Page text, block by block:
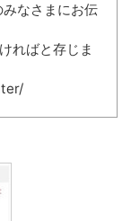
なさまにお伝
ればと存じま